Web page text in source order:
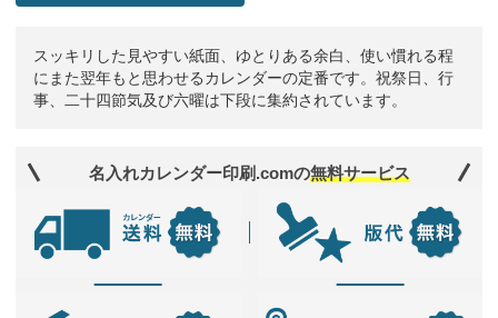
スッキリした見やすい紙面、ゆとりある余白、使い慣れる程
にまた翌年もと思わせるカレンダーの定番です。祝祭日、行
事、二十四節気及び六曜は下段に集約されています。
名入れカレンダー印刷.comの無料サービス